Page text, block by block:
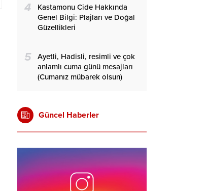
4
Kastamonu Cide Hakkında
Genel Bilgi: Plajları ve Doğal
Güzellikleri
5
Ayetli, Hadisli, resimli ve çok
anlamlı cuma günü mesajları
(Cumanız mübarek olsun)
Güncel Haberler